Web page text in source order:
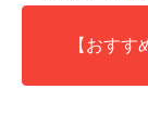
【おす